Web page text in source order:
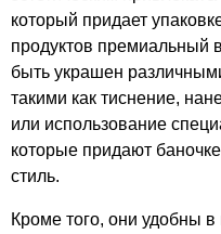
который придает
продуктов премиальный
быть украшен
такими как тиснение,
или использование
которые придают баночке
стиль.
Кроме того, они удобны в